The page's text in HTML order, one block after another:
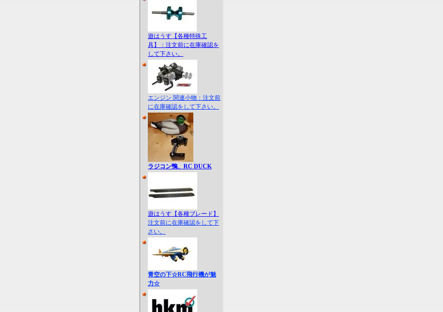
遊はうす【各種特殊工
具】：注文前に在庫確認を
して下さい。
エンジン 関連小物：注文前
に在庫確認をして下さい。
ラジコン鴨、RC DUCK
遊はうす【各種ブレード】
注文前に在庫確認をして下
さい。
青空の下☆RC飛行機が魅
力☆